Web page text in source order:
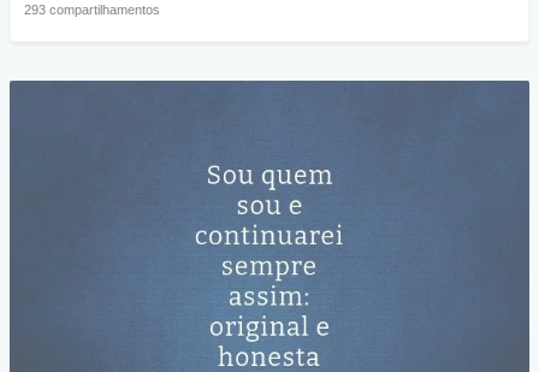
293 compartilhamentos